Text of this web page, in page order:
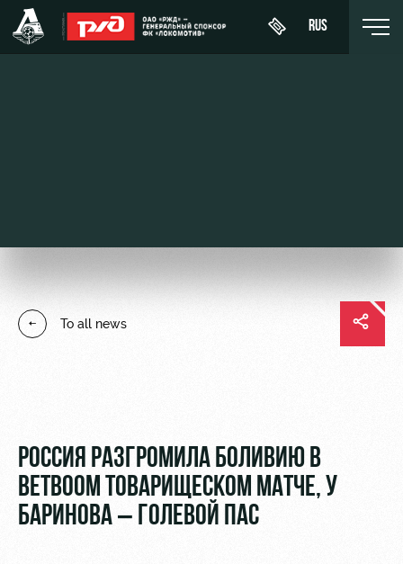
RUS
Players
Photo
ticket
VIP Boxes
ВИП-ЗОНЫ
Disabled
supporters
Sponsors
To all news
РОССИЯ РАЗГРОМИЛА БОЛИВИЮ В
BETBOOM ТОВАРИЩЕСКОМ МАТЧЕ, У
БАРИНОВА – ГОЛЕВОЙ ПАС